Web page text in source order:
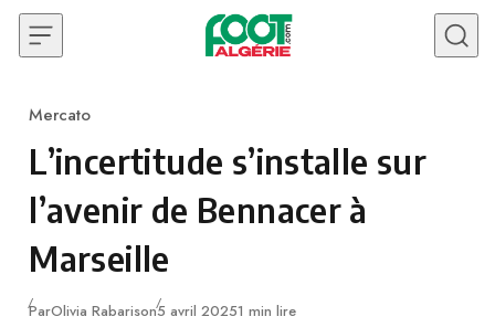
Skip to content
Category
Mercato
L’incertitude s’installe sur
l’avenir de Bennacer à
Marseille
ParOlivia RabarisonPublié
5 avril 20251 min lire